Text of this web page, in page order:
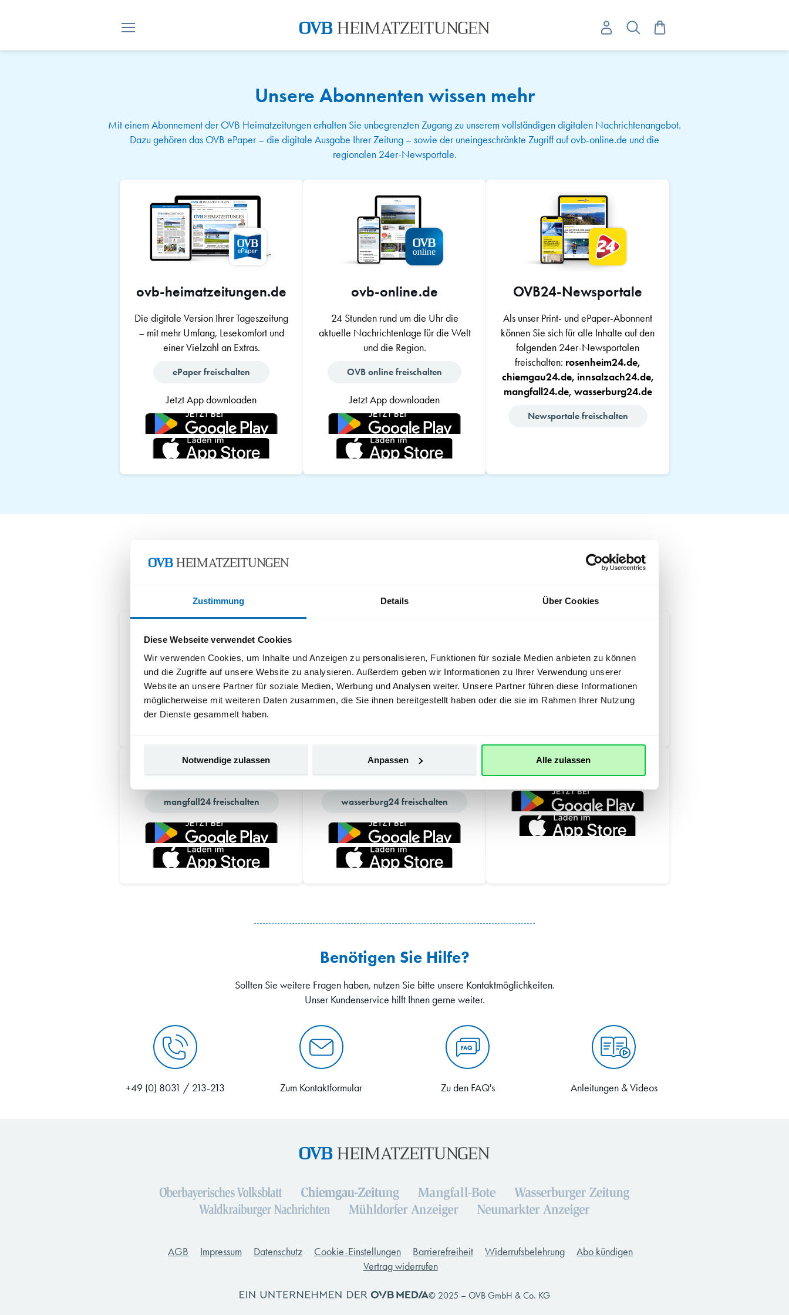
Zustimmung Details Über Cookies
Diese Webseite verwendet Cookies
Wir verwenden Cookies, um Inhalte und Anzeigen zu personalisieren, Funktionen für soziale Medien anbieten zu können
und die Zugriffe auf unsere Website zu analysieren. Außerdem geben wir Informationen zu Ihrer Verwendung unserer
Website an unsere Partner für soziale Medien, Werbung und Analysen weiter. Unsere Partner führen diese Informationen
möglicherweise mit weiteren Daten zusammen, die Sie ihnen bereitgestellt haben oder die sie im Rahmen Ihrer Nutzung
der Dienste gesammelt haben.
Notwendige zulassen Anpassen Alle zulassen
Unsere Abonnenten wissen mehr
Mit einem Abonnement der OVB Heimatzeitungen erhalten Sie unbegrenzten Zugang zu unserem vollständigen digitalen Nachrichtenangebot.
Dazu gehören das OVB ePaper – die digitale Ausgabe Ihrer Zeitung – sowie der uneingeschränkte Zugriff auf ovb-online.de und die
regionalen 24er-Newsportale.
ovb-heimatzeitungen.de
Die digitale Version Ihrer Tageszeitung
– mit mehr Umfang, Lesekomfort und
einer Vielzahl an Extras.
ePaper freischalten
Jetzt App downloaden
ovb-online.de
24 Stunden rund um die Uhr die
aktuelle Nachrichtenlage für die Welt
und die Region.
OVB online freischalten
Jetzt App downloaden
OVB24-Newsportale
Als unser Print- und ePaper-Abonnent
können Sie sich für alle Inhalte auf den
folgenden 24er-Newsportalen
freischalten: rosenheim24.de,
chiemgau24.de, innsalzach24.de,
mangfall24.de, wasserburg24.de
Newsportale freischalten
rosenheim24 freischalten chiemgau24 freischalten
mangfall24 freischalten wasserburg24 freischalten
Benötigen Sie Hilfe?
Sollten Sie weitere Fragen haben, nutzen Sie bitte unsere Kontaktmöglichkeiten.
Unser Kundenservice hilft Ihnen gerne weiter.
+49 (0) 8031 / 213-213 Zum Kontaktformular Zu den FAQ's Anleitungen & Videos
AGB Impressum Datenschutz Cookie-Einstellungen Barrierefreiheit Widerrufsbelehrung
Abo kündigen
Vertrag widerrufen
© 2025 – OVB GmbH & Co. KG